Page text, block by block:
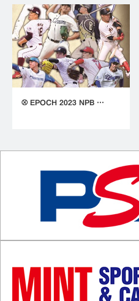
⚾ EPOCH 2023 NPB …